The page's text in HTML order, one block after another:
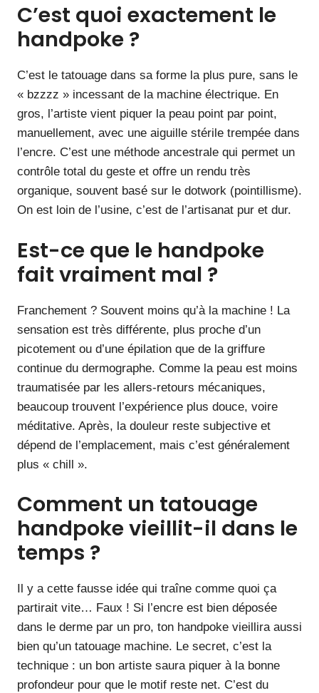
C’est quoi exactement le
handpoke ?
C’est le tatouage dans sa forme la plus pure, sans le
« bzzzz » incessant de la machine électrique. En
gros, l’artiste vient piquer la peau point par point,
manuellement, avec une aiguille stérile trempée dans
l’encre. C’est une méthode ancestrale qui permet un
contrôle total du geste et offre un rendu très
organique, souvent basé sur le dotwork (pointillisme).
On est loin de l’usine, c’est de l’artisanat pur et dur.
Est-ce que le handpoke
fait vraiment mal ?
Franchement ? Souvent moins qu’à la machine ! La
sensation est très différente, plus proche d’un
picotement ou d’une épilation que de la griffure
continue du dermographe. Comme la peau est moins
traumatisée par les allers-retours mécaniques,
beaucoup trouvent l’expérience plus douce, voire
méditative. Après, la douleur reste subjective et
dépend de l’emplacement, mais c’est généralement
plus « chill ».
Comment un tatouage
handpoke vieillit-il dans le
temps ?
Il y a cette fausse idée qui traîne comme quoi ça
partirait vite… Faux ! Si l’encre est bien déposée
dans le derme par un pro, ton handpoke vieillira aussi
bien qu’un tatouage machine. Le secret, c’est la
technique : un bon artiste saura piquer à la bonne
profondeur pour que le motif reste net. C’est du